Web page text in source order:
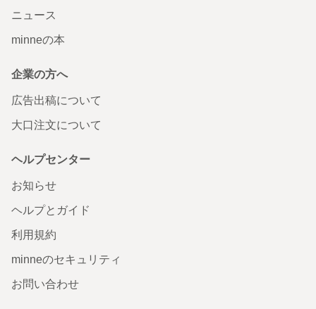
ニュース
minneの本
企業の方へ
広告出稿について
大口注文について
ヘルプセンター
お知らせ
ヘルプとガイド
利用規約
minneのセキュリティ
お問い合わせ